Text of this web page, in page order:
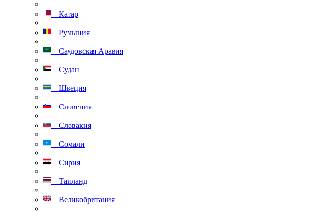
Катар
Румыния
Саудовская Аравия
Судан
Швеция
Словения
Словакия
Сомали
Сирия
Таиланд
Великобритания